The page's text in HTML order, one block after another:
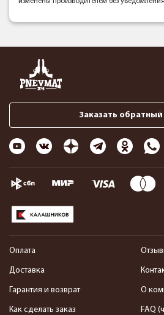
Заказать
Оплата
Доставка
Гарантия и возврат
Как сделать заказ
О
FAQ